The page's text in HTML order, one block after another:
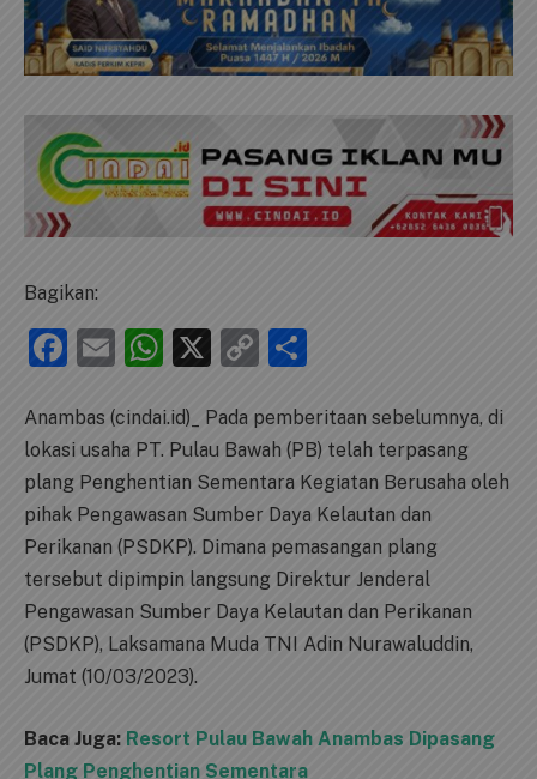
Bagikan:
Facebook
EmailWhatsApp
X
Copy
Anambas (cindai.id)_ Pada pemberitaan sebelumnya, di
lokasi usaha PT. Pulau Bawah (PB) telah terpasang
plang Penghentian Sementara Kegiatan Berusaha oleh
pihak Pengawasan Sumber Daya Kelautan dan
Perikanan (PSDKP). Dimana pemasangan plang
tersebut dipimpin langsung Direktur Jenderal
Pengawasan Sumber Daya Kelautan dan Perikanan
(PSDKP), Laksamana Muda TNI Adin Nurawaluddin,
Jumat (10/03/2023).
Baca Juga: Resort Pulau Bawah Anambas Dipasang
Plang Penghentian Sementara